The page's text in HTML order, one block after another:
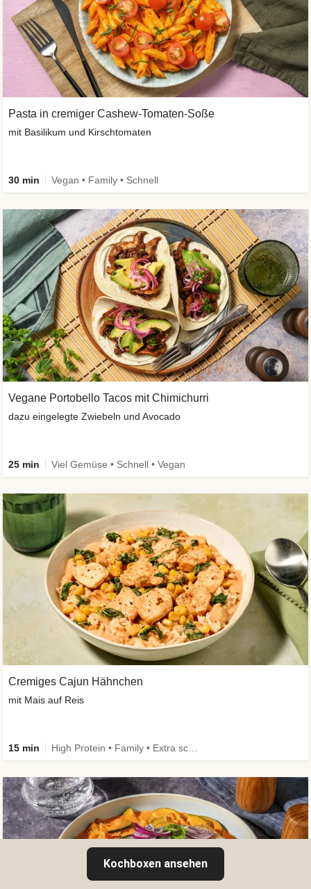
Pasta in cremiger Cashew-Tomaten-Soße
mit Basilikum und Kirschtomaten
30 min Vegan • Family • Schnell
Vegane Portobello Tacos mit Chimichurri
dazu eingelegte Zwiebeln und Avocado
25 min Viel Gemüse • Schnell • Vegan
Cremiges Cajun Hähnchen
mit Mais auf Reis
15 min
Kochboxen ansehen